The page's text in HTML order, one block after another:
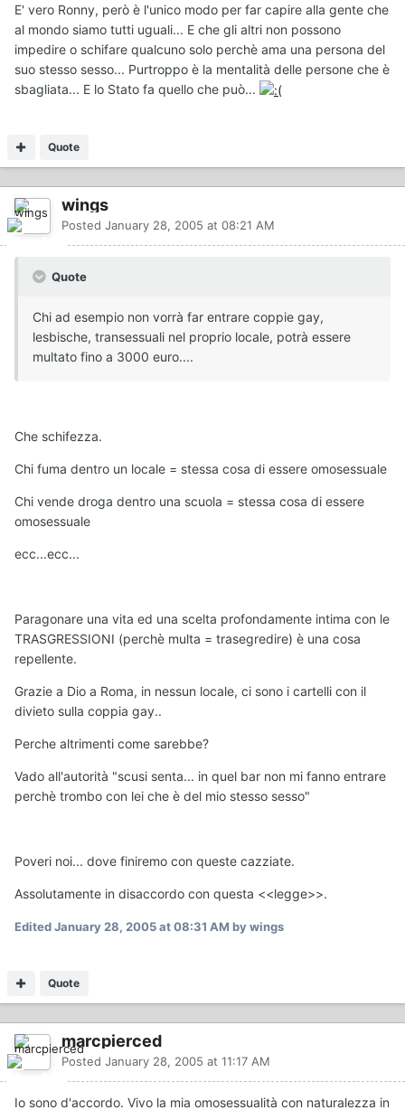
E' vero Ronny, però è l'unico modo per far capire alla gente che
al mondo siamo tutti uguali... E che gli altri non possono
impedire o schifare qualcuno solo perchè ama una persona del
suo stesso sesso... Purtroppo è la mentalità delle persone che è
sbagliata... E lo Stato fa quello che può...
Quote
wings
Posted January 28, 2005 at 08:21 AM
Quote
Chi ad esempio non vorrà far entrare coppie gay,
lesbische, transessuali nel proprio locale, potrà essere
multato fino a 3000 euro....
Che schifezza.
Chi fuma dentro un locale = stessa cosa di essere omosessuale
Chi vende droga dentro una scuola = stessa cosa di essere
omosessuale
ecc...ecc...
Paragonare una vita ed una scelta profondamente intima con le
TRASGRESSIONI (perchè multa = trasegredire) è una cosa
repellente.
Grazie a Dio a Roma, in nessun locale, ci sono i cartelli con il
divieto sulla coppia gay..
Perche altrimenti come sarebbe?
Vado all'autorità "scusi senta... in quel bar non mi fanno entrare
perchè trombo con lei che è del mio stesso sesso"
Poveri noi... dove finiremo con queste cazziate.
Assolutamente in disaccordo con questa <<legge>>.
EditedJanuary 28, 2005 at 08:31 AM by wings
Quote
marcpierced
Posted January 28, 2005 at 11:17 AM
Io sono d'accordo. Vivo la mia omosessualità con naturalezza in